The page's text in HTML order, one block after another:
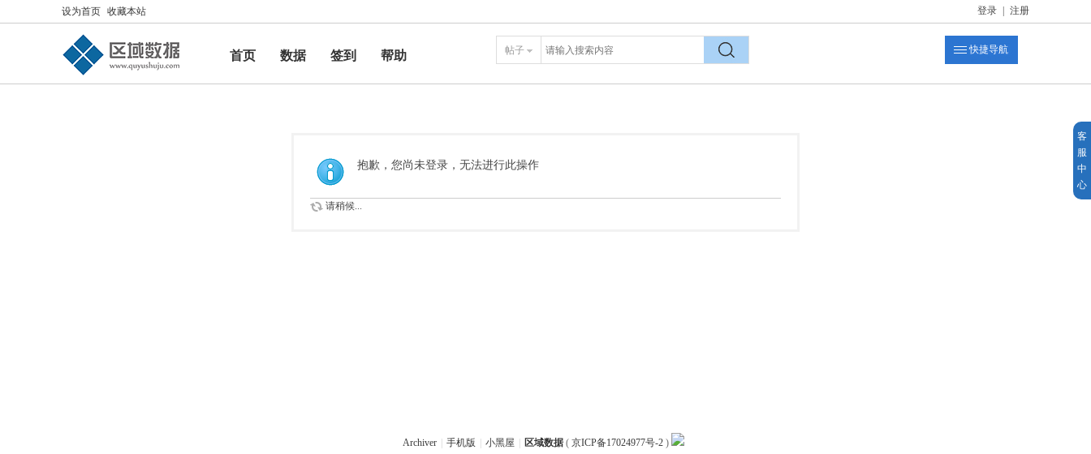
设为首页 收藏本站 登录 注册
首页 数据 签到
帮助
帮助
帖子
快捷导航
抱歉，您尚未登录，无法进行此操作
请稍候...
客
服
中
心
Archiver 手机版 小黑屋 区域数据( 京ICP备17024977号-2)